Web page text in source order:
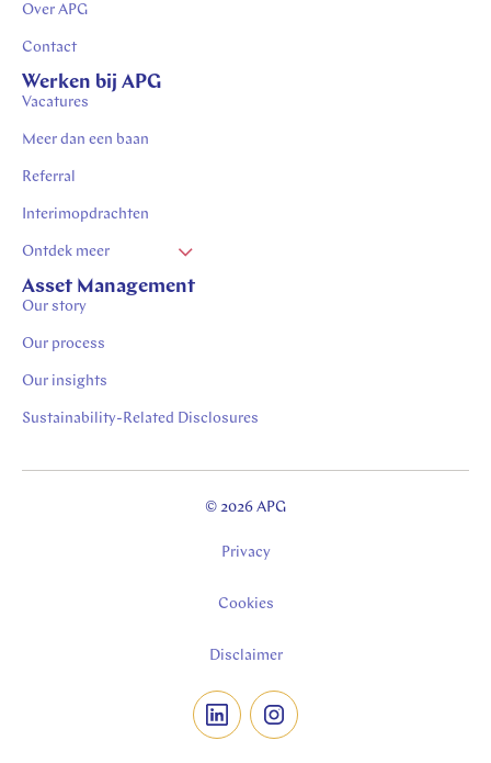
Over APG
Contact
Werken bij APG
Vacatures
Meer dan een baan
Referral
Interimopdrachten
Ontdek meer
Vacatures Zuid Limburg
Stages in Zuid-Limburg
Asset Management
Our story
Our process
Our insights
Sustainability-Related Disclosures
© 2026 APG
Privacy
Cookies
Disclaimer